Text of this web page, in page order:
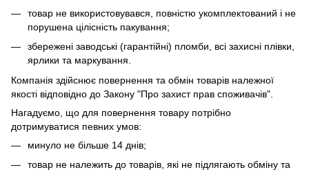
товар не використовувався, повністю укомплектований і не
порушена цілісність пакування;
збережені заводські (гарантійні) пломби, всі захисні плівки,
ярлики та маркування.
Компанія здійснює повернення та обмін товарів належної
якості відповідно до Закону "Про захист прав споживачів".
Нагадуємо, що для повернення товару потрібно
дотримуватися певних умов:
минуло не більше 14 днів;
товар не належить до товарів, які не підлягають обміну та